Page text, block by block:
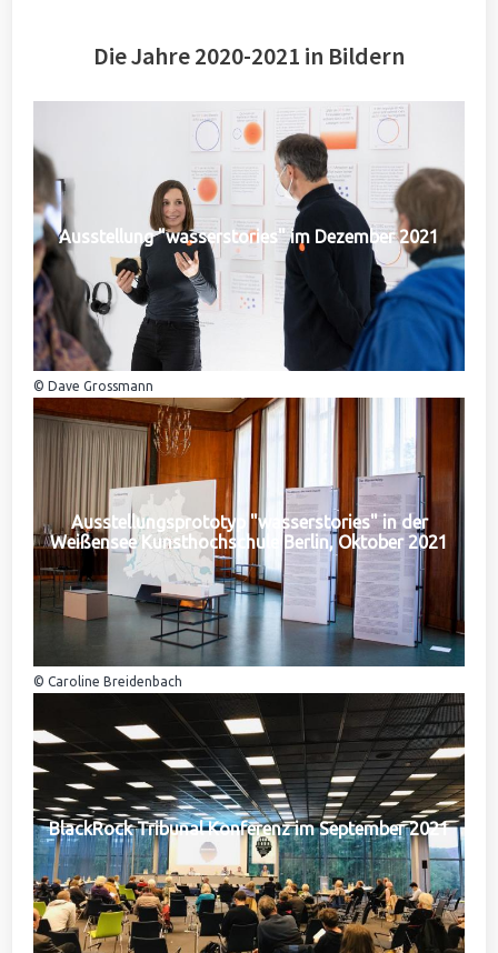
Die Jahre 2020-2021 in Bildern
Ausstellung "wasserstories" im Dezember 2021
© Dave Grossmann
Ausstellungsprototyp "wasserstories" in der
Weißensee Kunsthochschule Berlin, Oktober 2021
© Caroline Breidenbach
BlackRock Tribunal Konferenz im September 2021